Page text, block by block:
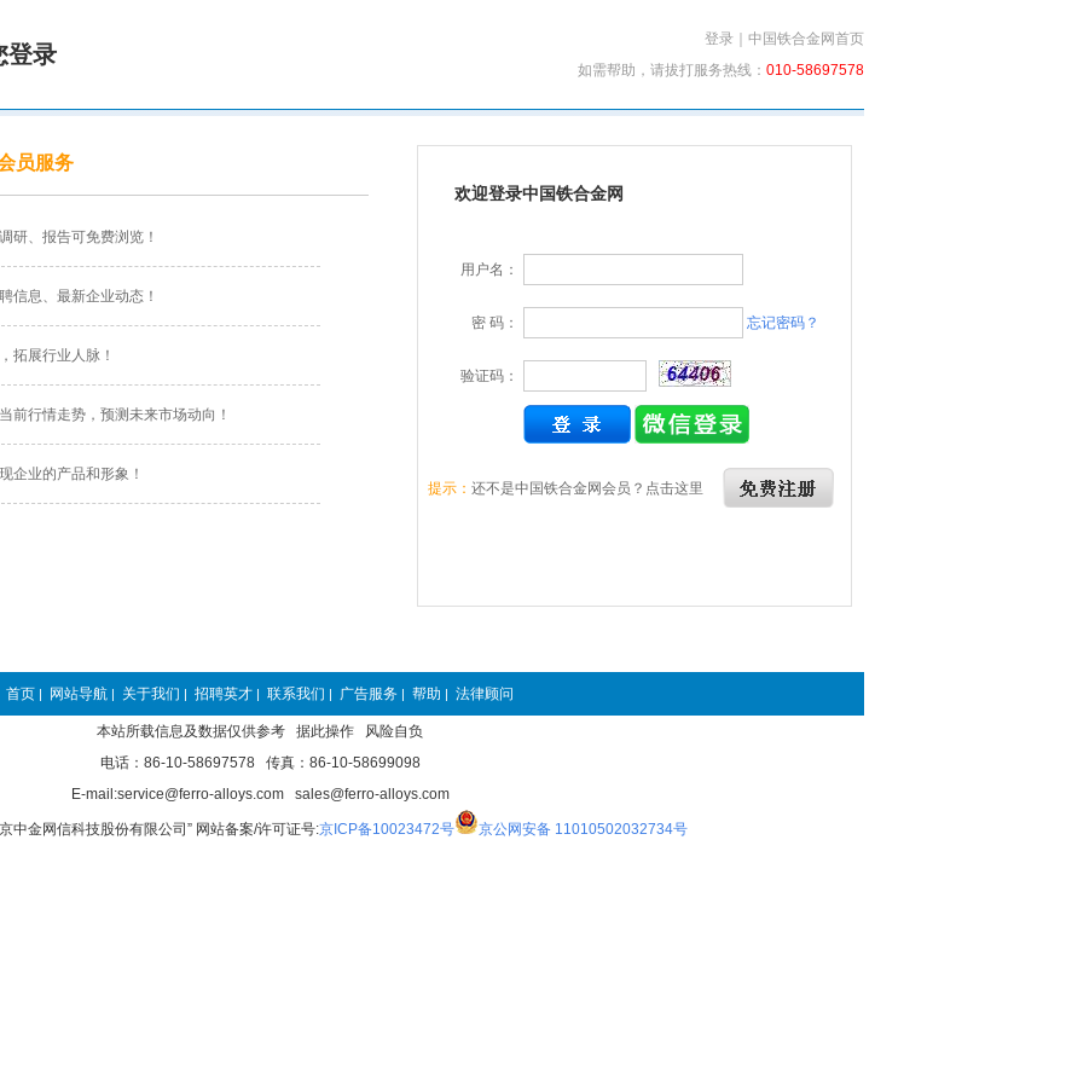
登录
登录
中国铁合金网首页
如需帮助，请拔打服务热线： 010-58697578
员服务
研、报告可免费浏览！
信息、最新企业动态！
拓展行业人脉！
前行情走势，预测未来市场动向！
企业的产品和形象！
欢迎登录中国铁合金网
用户名：
密 码： 忘记密码？
验证码：
提示： 还不是中国铁合金网会员？点击这里
首页 | 网站导航 | 关于我们 | 招聘英才 | 联系我们 | 广告服务 | 帮助 | 法律顾问
本站所载信息及数据仅供参考 据此操作 风险自负
电话：86-10-58697578 传真：86-10-58699098
E-mail:service@ferro-alloys.com sales@ferro-alloys.com
中金网信科技股份有限公司” 网站备案/许可证号:京ICP备10023472号 京公网安备 11010502032734号